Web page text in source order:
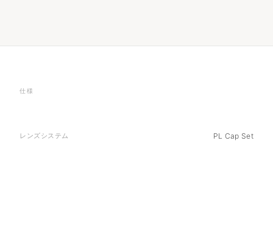
仕様
レンズシステム PL Cap Set